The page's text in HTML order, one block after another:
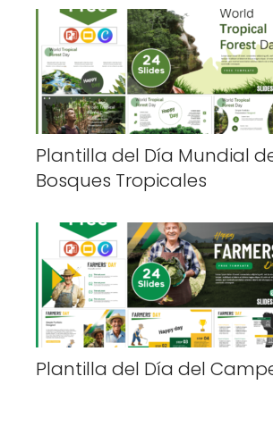
Plantilla del Día Mundial
Bosques Tropicales
Plantilla del Día del